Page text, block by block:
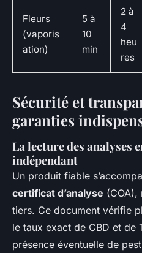
Fleurs
(vaporis
ation)
5 à
10
min
2 à
4
heu
res
Sécurité et
garanties
La lecture des analyses
indépendant
Un produit fiable
certificat d’analyse (COA),
tiers. Ce document vérifie
le taux exact de CBD et de
présence éventuelle de